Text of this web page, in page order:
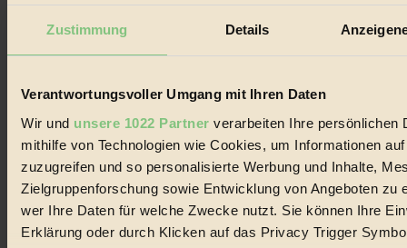
Zustimmung Details
Verantwortungsvoller Umgang mit Ihren Daten
Wir und unsere 1022 Partner verarbeiten Ihre persönlichen
mithilfe von Technologien wie Cookies, um Informationen
zuzugreifen und so personalisierte Werbung und Inhalte,
Zielgruppenforschung sowie Entwicklung von Angeboten zu
wer Ihre Daten für welche Zwecke nutzt. Sie können Ihre
Erklärung oder durch Klicken auf das Privacy Trigger
nachhaltig
Design